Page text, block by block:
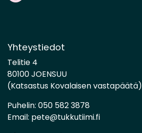
Yhteystiedot
Telitie 4
80100 JOENSUU
(Katsastus Kovalaisen vastapäätä)
Puhelin: 050 582 3878
Email: pete@tukkutiimi.fi